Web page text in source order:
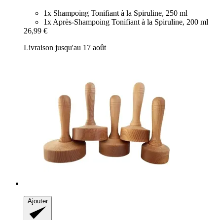
1x Shampoing Tonifiant à la Spiruline, 250 ml
1x Après-Shampoing Tonifiant à la Spiruline, 200 ml
26,99 €
Livraison jusqu'au 17 août
Ajouter